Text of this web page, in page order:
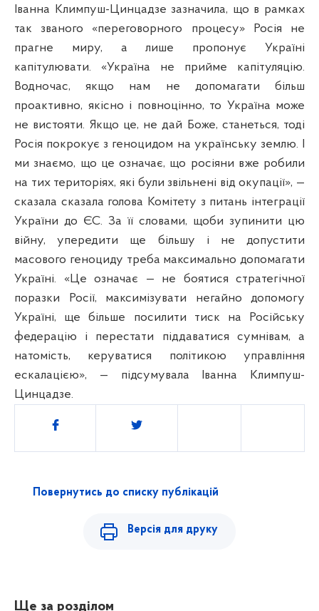
Іванна Климпуш-Цинцадзе зазначила, що в рамках
так званого «переговорного процесу» Росія не
прагне миру, а лише пропонує Україні
капітулювати. «Україна не прийме капітуляцію.
Водночас, якщо нам не допомагати більш
проактивно, якісно і повноцінно, то Україна може
не вистояти. Якщо це, не дай Боже, станеться, тоді
Росія покрокує з геноцидом на українську землю. І
ми знаємо, що це означає, що росіяни вже робили
на тих територіях, які були звільнені від окупації», —
сказала сказала голова Комітету з питань інтеграції
України до ЄС. За її словами, щоби зупинити цю
війну, упередити ще більшу і не допустити
масового геноциду треба максимально допомагати
Україні. «Це означає — не боятися стратегічної
поразки Росії, максимізувати негайно допомогу
Україні, ще більше посилити тиск на Російську
федерацію і перестати піддаватися сумнівам, а
натомість, керуватися політикою управління
ескалацією», — підсумувала Іванна Климпуш-
Цинцадзе.
Поділитись
Повернутись до списку публікацій
Версія для друку
Ще за розділом